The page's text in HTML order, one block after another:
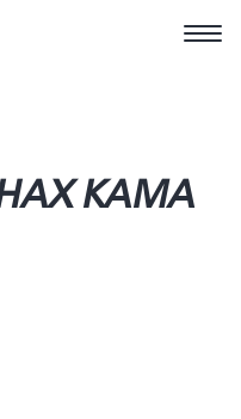
КАМА